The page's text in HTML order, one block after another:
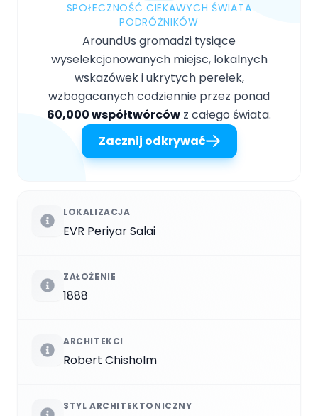
SPOŁECZNOŚĆ CIEKAWYCH ŚWIATA
PODRÓŻNIKÓW
AroundUs gromadzi tysiące
wyselekcjonowanych miejsc, lokalnych
wskazówek i ukrytych perełek,
wzbogacanych codziennie przez ponad
60,000 współtwórców z całego świata.
Zacznij odkrywać
LOKALIZACJA
EVR Periyar Salai
ZAŁOŻENIE
1888
ARCHITEKCI
Robert Chisholm
STYL ARCHITEKTONICZNY